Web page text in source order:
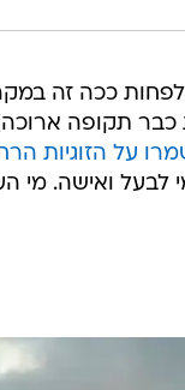
לפחות ככה זה
תקופה
על הזוגיות
ואישה. מי